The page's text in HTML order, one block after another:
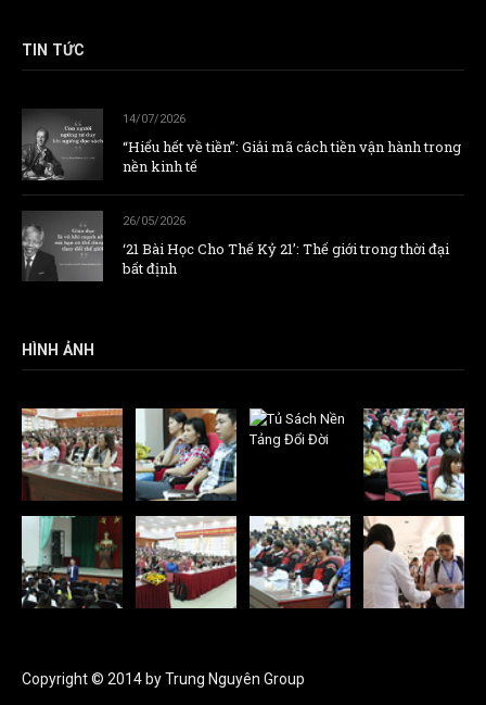
TIN TỨC
14/07/2026
“Hiểu hết về tiền”: Giải mã cách tiền vận hành trong
nền kinh tế
26/05/2026
‘21 Bài Học Cho Thế Kỷ 21’: Thế giới trong thời đại
bất định
HÌNH ẢNH
Copyright © 2014 by Trung Nguyên Group